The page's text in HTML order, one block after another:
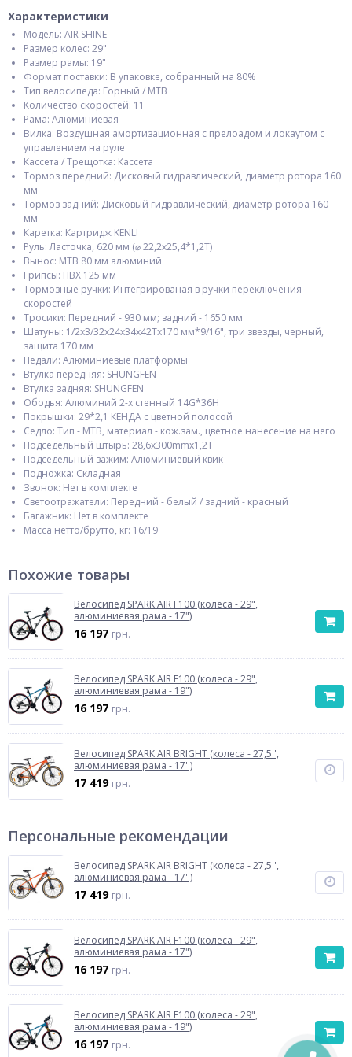
Характеристики
Модель: AIR SHINE
Размер колес: 29"
Размер рамы: 19"
Формат поставки: В упаковке, собранный на 80%
Тип велосипеда: Горный / MTB
Количество скоростей: 11
Рама: Алюминиевая
Вилка: Воздушная амортизационная с прелоадом и локаутом с
управлением на руле
Кассета / Трещотка: Кассета
Тормоз передний: Дисковый гидравлический, диаметр ротора 160
мм
Тормоз задний: Дисковый гидравлический, диаметр ротора 160
мм
Каретка: Картридж KENLI
Руль: Ласточка, 620 мм (⌀ 22,2х25,4*1,2Т)
Вынос: МТВ 80 мм алюминий
Грипсы: ПВХ 125 мм
Тормозные ручки: Интегрированая в ручки переключения
скоростей
Тросики: Передний - 930 мм; задний - 1650 мм
Шатуны: 1/2х3/32х24х34х42Tх170 мм*9/16", три звезды, черный,
защита 170 мм
Педали: Алюминиевые платформы
Втулка передняя: SHUNGFEN
Втулка задняя: SHUNGFEN
Ободья: Алюминий 2-х стенный 14G*36H
Покрышки: 29*2,1 КЕНДА с цветной полосой
Седло: Тип - MTB, материал - кож.зам., цветное нанесение на него
Подседельный штырь: 28,6х300mmх1,2T
Подседельный зажим: Алюминиевый квик
Подножка: Складная
Звонок: Нет в комплекте
Светоотражатели: Передний - белый / задний - красный
Багажник: Нет в комплекте
Масcа нетто/брутто, кг: 16/19
Похожие товары
Велосипед SPARK AIR F100 (колеса - 29",
алюминиевая рама - 17")
16 197 грн.
Велосипед SPARK AIR F100 (колеса - 29",
алюминиевая рама - 19")
16 197 грн.
Велосипед SPARK AIR BRIGHT (колеса - 27,5'',
алюминиевая рама - 17'')
17 419 грн.
Персональные рекомендации
Велосипед SPARK AIR BRIGHT (колеса - 27,5'',
алюминиевая рама - 17'')
17 419 грн.
Велосипед SPARK AIR F100 (колеса - 29",
алюминиевая рама - 17")
16 197 грн.
Велосипед SPARK AIR F100 (колеса - 29",
алюминиевая рама - 19")
16 197 грн.